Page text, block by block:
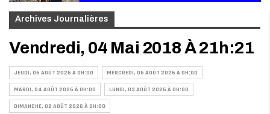
Archives Journalières
Vendredi, 04 Mai 2018 À 21h:21
JEUDI, 06 AOÛT 2026 À 0H:00 MERCREDI, 05 AOÛT 2026 À 0H:00
MARDI, 04 AOÛT 2026 À 0H:00 LUNDI, 03 AOÛT 2026 À 0H:00
DIMANCHE, 02 AOÛT 2026 À 0H:00